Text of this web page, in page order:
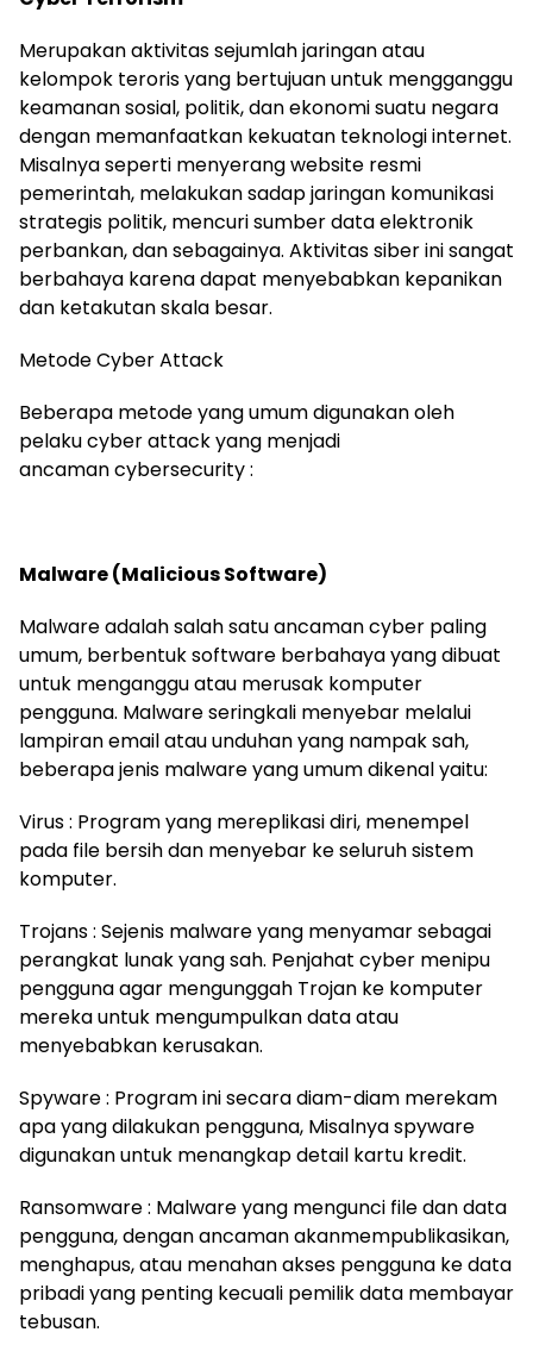
Merupakan aktivitas sejumlah jaringan atau
kelompok teroris yang bertujuan untuk mengganggu
keamanan sosial, politik, dan ekonomi suatu negara
dengan memanfaatkan kekuatan teknologi internet.
Misalnya seperti menyerang website resmi
pemerintah, melakukan sadap jaringan komunikasi
strategis politik, mencuri sumber data elektronik
perbankan, dan sebagainya. Aktivitas siber ini sangat
berbahaya karena dapat menyebabkan kepanikan
dan ketakutan skala besar.
Metode Cyber Attack
Beberapa metode yang umum digunakan oleh
pelaku cyber attack yang menjadi
ancaman cybersecurity :
Malware (Malicious Software)
Malware adalah salah satu ancaman cyber paling
umum, berbentuk software berbahaya yang dibuat
untuk menganggu atau merusak komputer
pengguna. Malware seringkali menyebar melalui
lampiran email atau unduhan yang nampak sah,
beberapa jenis malware yang umum dikenal yaitu:
Virus : Program yang mereplikasi diri, menempel
pada file bersih dan menyebar ke seluruh sistem
komputer.
Trojans : Sejenis malware yang menyamar sebagai
perangkat lunak yang sah. Penjahat cyber menipu
pengguna agar mengunggah Trojan ke komputer
mereka untuk mengumpulkan data atau
menyebabkan kerusakan.
Spyware : Program ini secara diam-diam merekam
apa yang dilakukan pengguna, Misalnya spyware
digunakan untuk menangkap detail kartu kredit.
Ransomware : Malware yang mengunci file dan data
pengguna, dengan ancaman akanmempublikasikan,
menghapus, atau menahan akses pengguna ke data
pribadi yang penting kecuali pemilik data membayar
tebusan.